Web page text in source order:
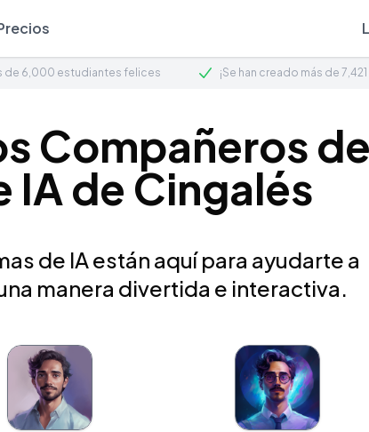
de 6,000 estudiantes felices ¡Se han creado más de
Compañeros de
IA de Cingalés
de IA están aquí para ayudarte a
manera divertida e interactiva.